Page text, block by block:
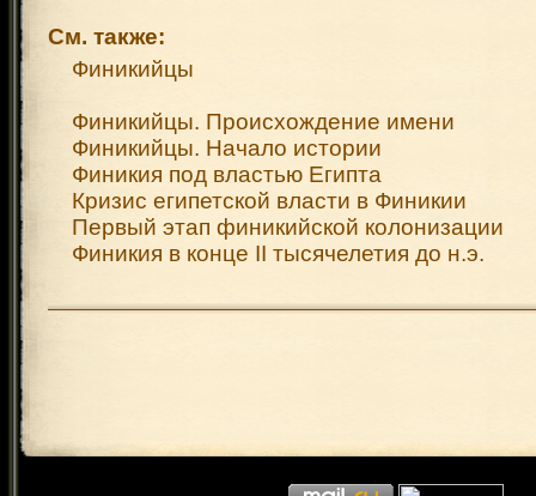
См. также:
Финикийцы
Финикийцы. Происхождение имени
Финикийцы. Начало истории
Финикия под властью Египта
Кризис египетской власти в Финикии
Первый этап финикийской колонизации
Финикия в конце II тысячелетия до н.э.